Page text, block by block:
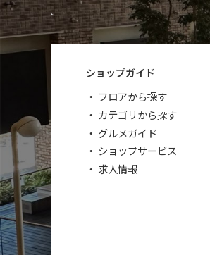
ショップガイド
フロアから探す
カテゴリから探す
グルメガイド
ショップサービス
求人情報